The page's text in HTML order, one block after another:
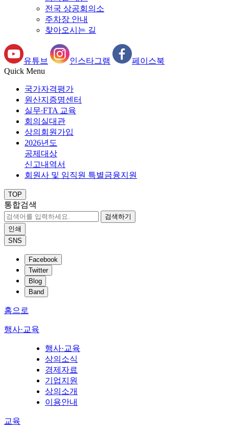
전국 상공회의소
주차장 안내
찾아오시는 길
유튜브 인스타그램
페이스북
Quick Menu
국가자격평가
원산지증명센터
실무∙FTA 교육
회의실대관
상의회원가입
2026년도
공제대상
신고내역서
회원사 및 임직원 특별금융지원
TOP
통합검색
검색하기
인쇄
SNS
Facebook
Twitter
Blog
Band
홈으로
행사·교육
행사·교육
상의소식
경제자료
기업지원
상의소개
이용안내
교육